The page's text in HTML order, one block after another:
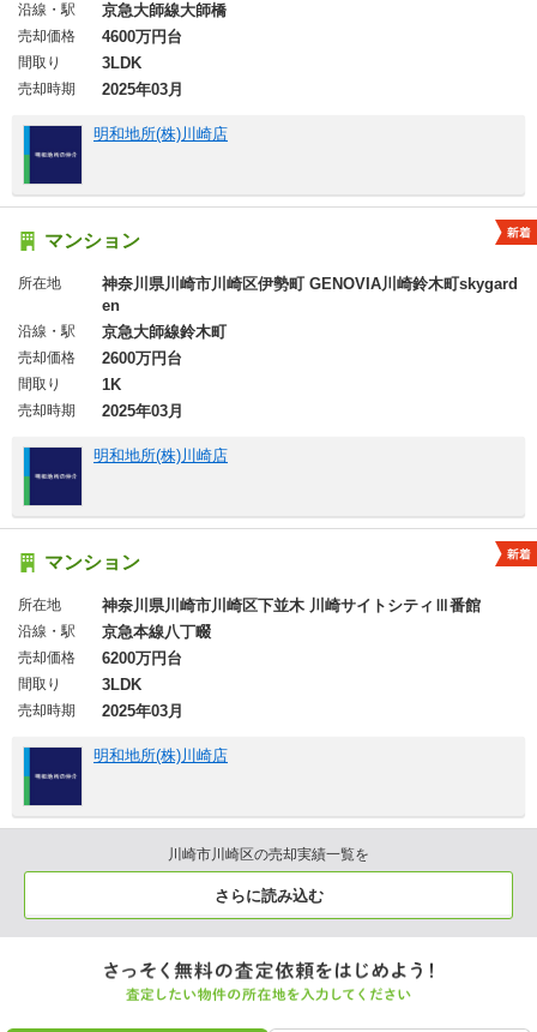
沿線・駅 京急大師線大師橋
売却価格 4600万円台
間取り 3LDK
売却時期 2025年03月
明和地所(株)川崎店
マンション
所在地
神奈川県川崎市川崎区伊勢町 GENOVIA川崎鈴木町skygard
en
沿線・駅 京急大師線鈴木町
売却価格 2600万円台
間取り 1K
売却時期 2025年03月
明和地所(株)川崎店
マンション
所在地 神奈川県川崎市川崎区下並木 川崎サイトシティⅢ番館
沿線・駅 京急本線八丁畷
売却価格 6200万円台
間取り 3LDK
売却時期 2025年03月
明和地所(株)川崎店
川崎市川崎区の売却実績一覧を
さらに読み込む